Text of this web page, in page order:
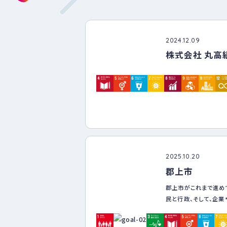
2024.12.09
株式会社 丸高
2025.10.20
郡上市
郡上市がこれまで進め
民と行政、そして、企
ＤＧｓの根幹となる『